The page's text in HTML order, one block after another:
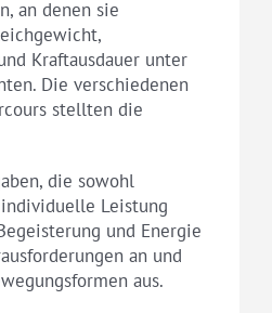
an denen sie
Kraftausdauer unter
Die verschiedenen
stellten die
die sowohl
Leistung
und Energie
an und
aus.